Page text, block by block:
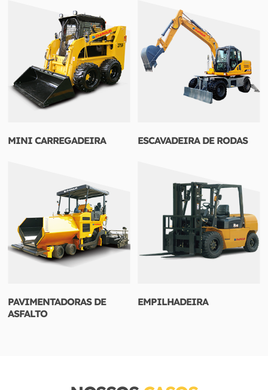
MINI CARREGADEIRA ESCAVADEIRA DE RODAS
PAVIMENTADORAS DE
ASFALTO
EMPILHADEIRA